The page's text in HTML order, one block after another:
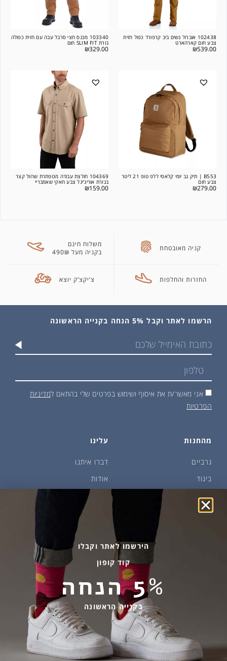
102438 אוברול נשים ביב קרפורד כפול חזית
צבע חום קארהארט
₪539.00
103340 מכנס חצי סרבל עבה עם חזית כפולה
גזרת SLIM FIT חום
₪329.00
B553 | תיק גב יומי קלאסי ללפ טופ 21 ליטר
צבע חום
₪279.00
104369 חולצת עבודה מכופתרת שרוול קצר
בגזרת אוריג'ינל צבע חאקי שאמבריי
₪159.00
קניה מאובטחת
משלוח חינם
בקניה מעל 490₪
החזרות והחלפות צ’יקצ’ק יוצא
מהחנות
גרביים
ביגוד
שמן זית ודבש
פקעות ובצלים
עלינו
דברו איתנו
אודות
איפה קונים?
הבלוג של יודפת
החלפות והחזרות
אספקה ומשלוחים
הצהרת נגישות
מדיניות פרטיות
שירות לקוחות
בהודעות ווטסאפ בלבד
058-7477780
contact@yodfat.shop
ימים א׳-ה׳,9:00-13:00
הרשמו לאתר וקבל 5% הנחה בקנייה הראשונה
אני מאשר/ת את איסוף ושימוש בפרטים שלי בהתאם למדיניות
הפרטיות
הירשמו לאתר וקבלו
קוד קופון
5% הנחה
בקנייה הראשונה